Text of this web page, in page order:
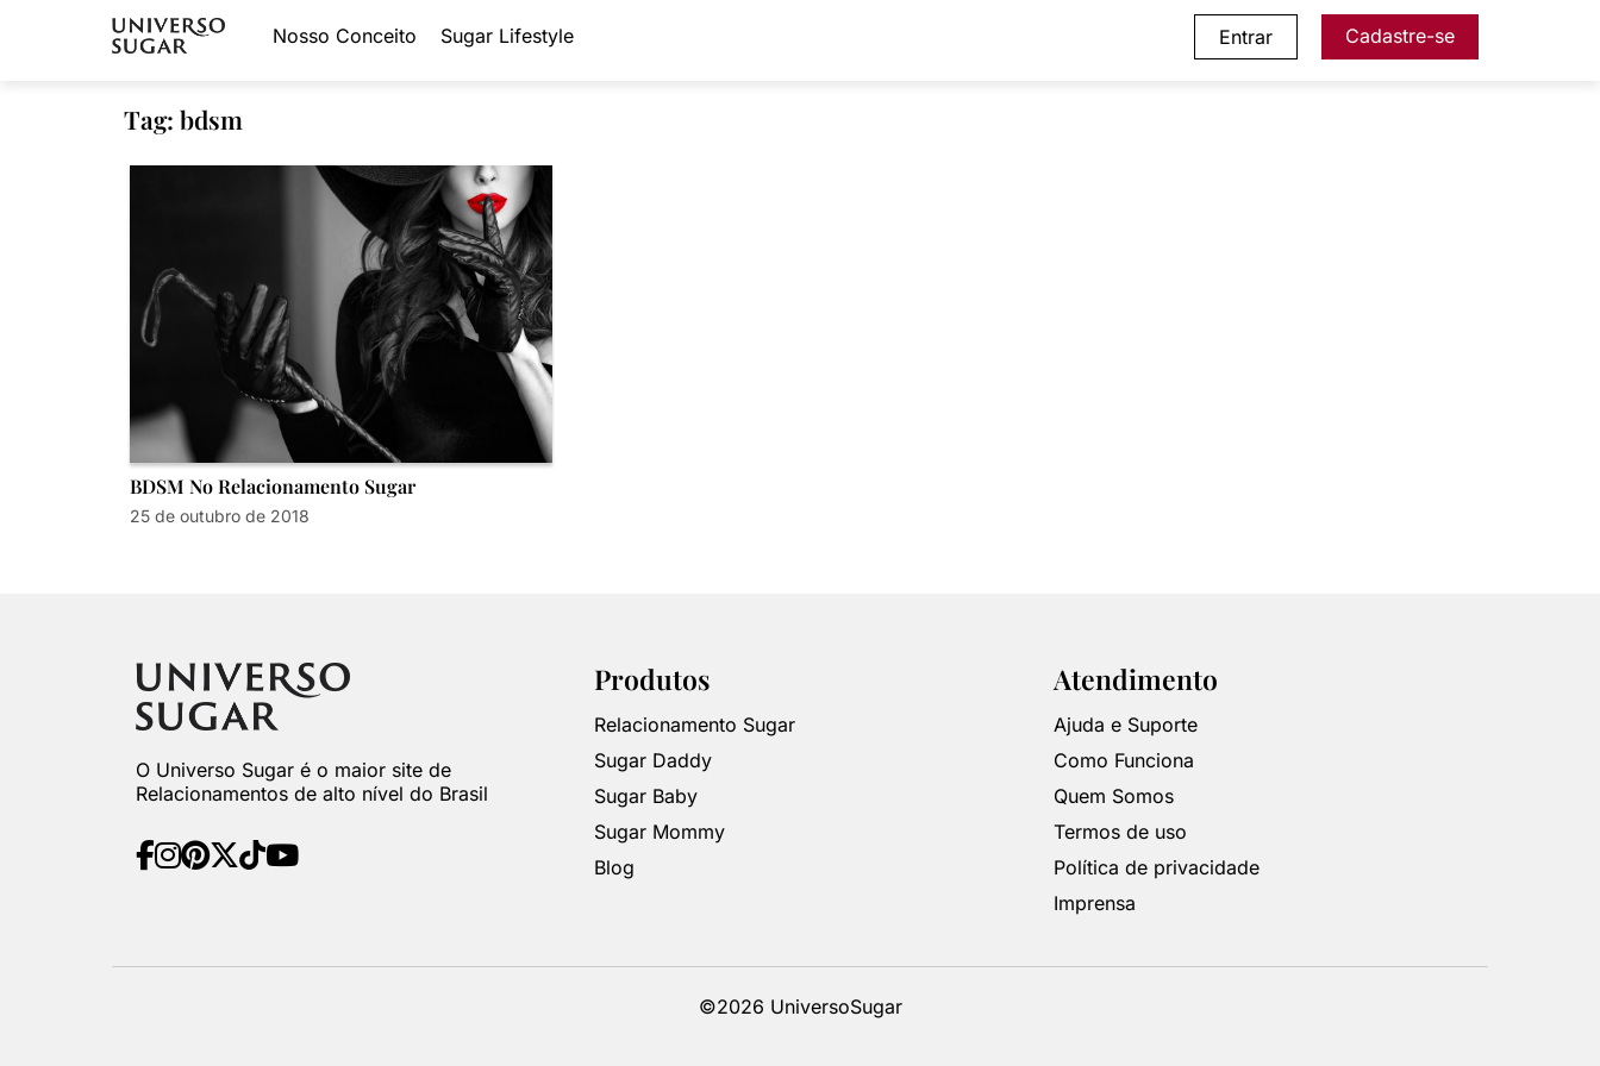
Nosso Conceito Sugar Lifestyle Entrar Cadastre-se
Tag: bdsm
BDSM No Relacionamento Sugar
25 de outubro de 2018
O Universo Sugar é o maior site de
Relacionamentos de alto nível do Brasil
Produtos
Relacionamento Sugar
Sugar Daddy
Sugar Baby
Sugar Mommy
Blog
Atendimento
Ajuda e Suporte
Como Funciona
Quem Somos
Termos de uso
Política de privacidade
Imprensa
©2026 UniversoSugar